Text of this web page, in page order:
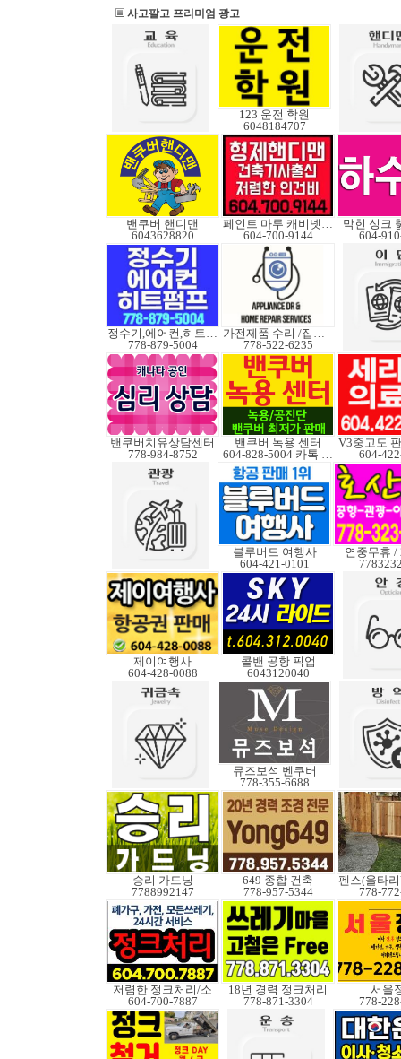
사고팔고 프리미엄 광고
123 운전 학원
6048184707
밴쿠버 핸디맨
6043628820
페인트 마루 캐비넷코팅
604-700-9144
막힌 싱크
604-
정수기,에어컨,히트펌프
778-879-5004
가전제품 수리 /집수리
778-522-6235
밴쿠버치유상담센터
778-984-8752
밴쿠버 녹용 센터
604-828-5004 카톡 Elkcanada
604-
블루버드 여행사
604-421-0101
연중무휴 /
제이여행사
604-428-0088
콜밴 공항 픽업
6043120040
뮤즈보석 벤쿠버
778-355-6688
승리 가드닝
7788992147
649 종합 건축
778-957-5344
778-
저렴한 정크처리/소
604-700-7887
18년 경력 정크처리
778-871-3304
서울
778-